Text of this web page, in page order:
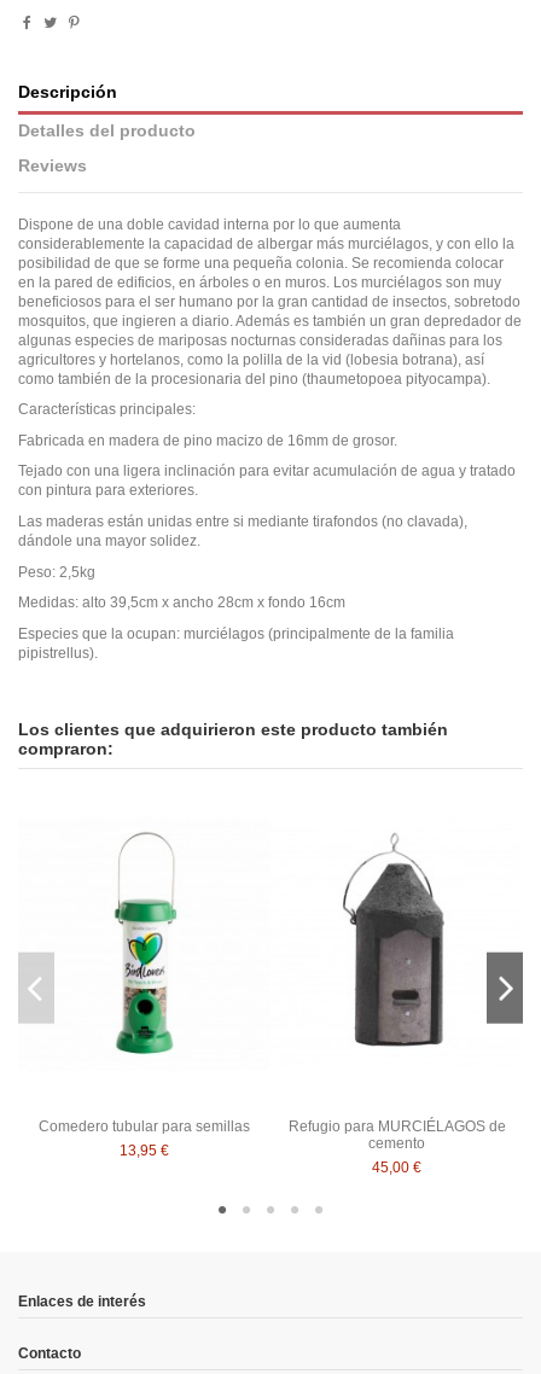
Descripción
Detalles del producto
Reviews
Dispone de una doble cavidad interna por lo que aumenta
considerablemente la capacidad de albergar más murciélagos, y con ello la
posibilidad de que se forme una pequeña colonia. Se recomienda colocar
en la pared de edificios, en árboles o en muros. Los murciélagos son muy
beneficiosos para el ser humano por la gran cantidad de insectos, sobretodo
mosquitos, que ingieren a diario. Además es también un gran depredador de
algunas especies de mariposas nocturnas consideradas dañinas para los
agricultores y hortelanos, como la polilla de la vid (lobesia botrana), así
como también de la procesionaria del pino (thaumetopoea pityocampa).
Características principales:
Fabricada en madera de pino macizo de 16mm de grosor.
Tejado con una ligera inclinación para evitar acumulación de agua y tratado
con pintura para exteriores.
Las maderas están unidas entre si mediante tirafondos (no clavada),
dándole una mayor solidez.
Peso: 2,5kg
Medidas: alto 39,5cm x ancho 28cm x fondo 16cm
Especies que la ocupan: murciélagos (principalmente de la familia
pipistrellus).
Los clientes que adquirieron este producto también
compraron:
Comedero tubular para semillas
13,95 €
Refugio para MURCIÉLAGOS de
cemento
45,00 €
Enlaces de interés
Contacto